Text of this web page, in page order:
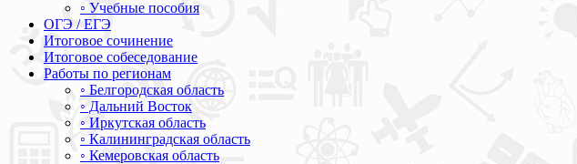
◦ Учебные пособия
ОГЭ / ЕГЭ
Итоговое сочинение
Итоговое собеседование
Работы по регионам
◦ Белгородская область
◦ Дальний Восток
◦ Иркутская область
◦ Калининградская область
◦ Кемеровская область